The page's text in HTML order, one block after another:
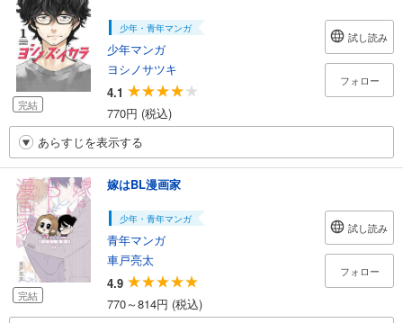
完結
少年・青年マンガ
少年マンガ
ヨシノサツキ
4.1
770円 (税込)
試し読み
フォロー
あらすじを表示する
完結
嫁はBL漫画家
少年・青年マンガ
青年マンガ
車戸亮太
4.9
770～814円 (税込)
試し読み
フォロー